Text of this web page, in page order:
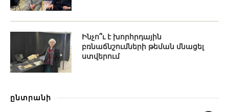
Ինչո՞ւ է խորհրդային
բռնաճնշումների թեման մնացել
ստվերում
ընտրանի